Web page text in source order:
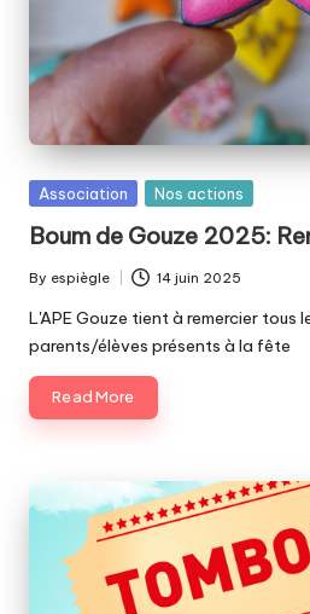
e
s
p
a
r
e
n
t
s
d
l
Posted
Association Nos actions
Boum de Gouze 2025:
Posted
by
By espiègle 14 juin 2025
L'APE Gouze tient à remercier tous
parents/élèves présents à la fête
Read More